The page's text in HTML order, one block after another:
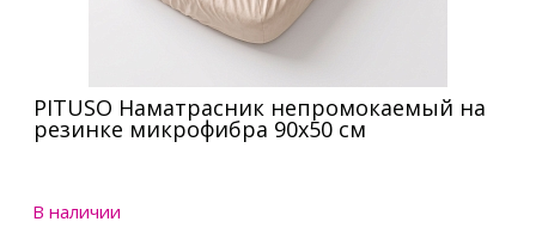
PITUSO Наматрасник непромокаемый на
резинке микрофибра 90х50 см
В наличии